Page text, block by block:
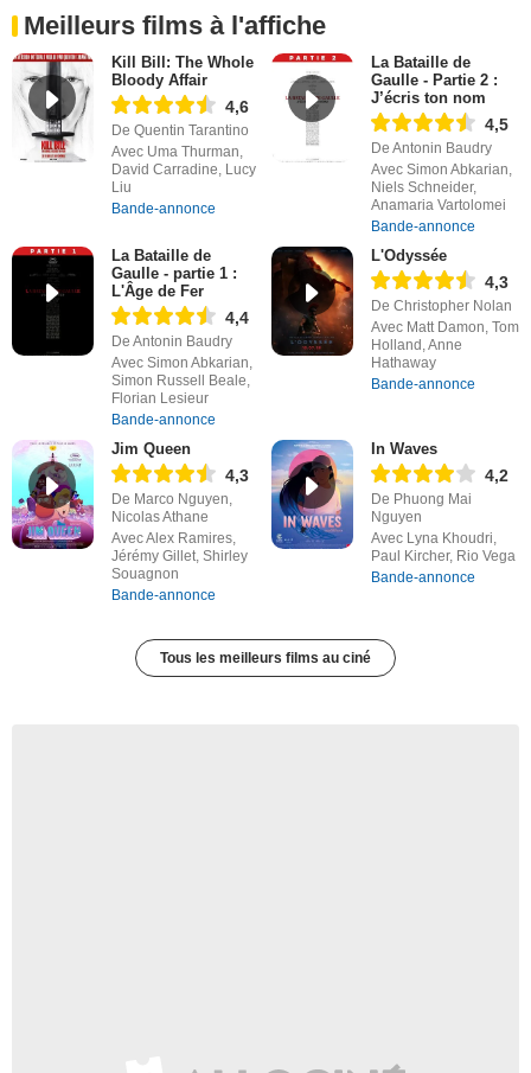
Meilleurs films à l'affiche
Kill Bill: The Whole
Bloody Affair
4,6
De Quentin Tarantino
Avec Uma Thurman,
David Carradine, Lucy
Liu
Bande-annonce
La Bataille de
Gaulle - Partie 2 :
J’écris ton nom
4,5
De Antonin Baudry
Avec Simon Abkarian,
Niels Schneider,
Anamaria Vartolomei
Bande-annonce
La Bataille de
Gaulle - partie 1 :
L'Âge de Fer
4,4
De Antonin Baudry
Avec Simon Abkarian,
Simon Russell Beale,
Florian Lesieur
Bande-annonce
L'Odyssée
4,3
De Christopher Nolan
Avec Matt Damon, Tom
Holland, Anne
Hathaway
Bande-annonce
Jim Queen
4,3
De Marco Nguyen,
Nicolas Athane
Avec Alex Ramires,
Jérémy Gillet, Shirley
Souagnon
Bande-annonce
In Waves
4,2
De Phuong Mai
Nguyen
Avec Lyna Khoudri,
Paul Kircher, Rio Vega
Bande-annonce
Tous les meilleurs films au ciné